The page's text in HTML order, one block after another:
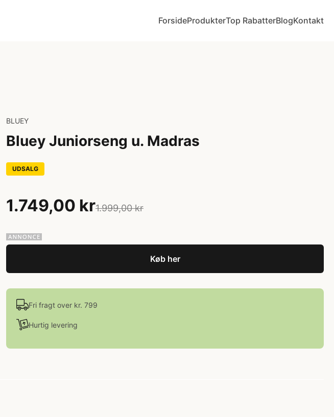
ForsideProdukterTop RabatterBlogKontakt
BLUEY
Bluey Juniorseng u. Madras
UDSALG
1.749,00 kr1.999,00 kr
Køb her
Fri fragt over kr. 799
Hurtig levering